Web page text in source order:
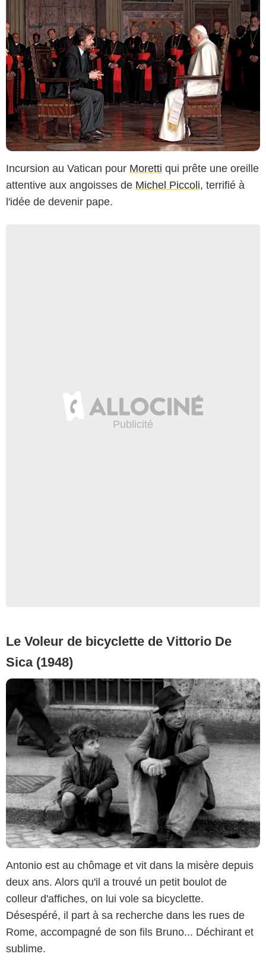
Incursion au Vatican pour Moretti qui prête une oreille
attentive aux angoisses de Michel Piccoli, terrifié à
l'idée de devenir pape.
Le Voleur de bicyclette de Vittorio De
Sica (1948)
Antonio est au chômage et vit dans la misère depuis
deux ans. Alors qu'il a trouvé un petit boulot de
colleur d'affiches, on lui vole sa bicyclette.
Désespéré, il part à sa recherche dans les rues de
Rome, accompagné de son fils Bruno... Déchirant et
sublime.